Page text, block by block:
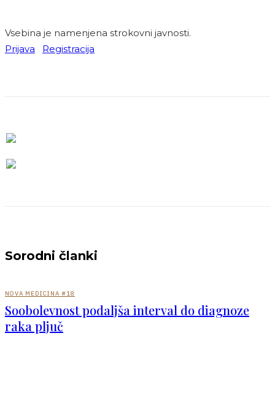
Vsebina je namenjena strokovni javnosti.
Prijava
Registracija
Sorodni članki
NOVA MEDICINA #18
Soobolevnost podaljša interval do diagnoze
raka pljuč